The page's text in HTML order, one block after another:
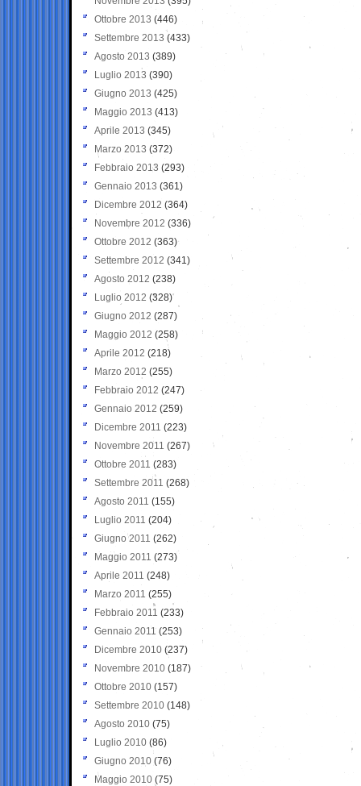
Ottobre 2013 (446)
Settembre 2013 (433)
Agosto 2013 (389)
Luglio 2013 (390)
Giugno 2013 (425)
Maggio 2013 (413)
Aprile 2013 (345)
Marzo 2013 (372)
Febbraio 2013 (293)
Gennaio 2013 (361)
Dicembre 2012 (364)
Novembre 2012 (336)
Ottobre 2012 (363)
Settembre 2012 (341)
Agosto 2012 (238)
Luglio 2012 (328)
Giugno 2012 (287)
Maggio 2012 (258)
Aprile 2012 (218)
Marzo 2012 (255)
Febbraio 2012 (247)
Gennaio 2012 (259)
Dicembre 2011 (223)
Novembre 2011 (267)
Ottobre 2011 (283)
Settembre 2011 (268)
Agosto 2011 (155)
Luglio 2011 (204)
Giugno 2011 (262)
Maggio 2011 (273)
Aprile 2011 (248)
Marzo 2011 (255)
Febbraio 2011 (233)
Gennaio 2011 (253)
Dicembre 2010 (237)
Novembre 2010 (187)
Ottobre 2010 (157)
Settembre 2010 (148)
Agosto 2010 (75)
Luglio 2010 (86)
Giugno 2010 (76)
Maggio 2010 (75)